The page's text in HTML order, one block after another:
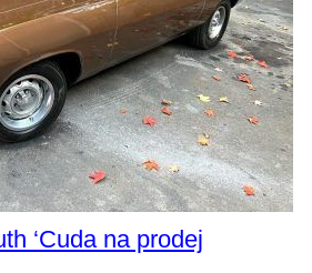
‘Cuda na prodej